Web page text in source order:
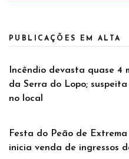
PUBLICAÇÕES EM ALTA
Incêndio devasta quase 4
da Serra do Lopo;
no local
Festa do Peão de
inicia venda de ingressos